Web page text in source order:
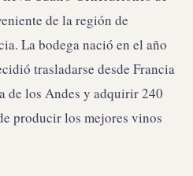
de la región de
La bodega nació en el año
trasladarse desde Francia
de los Andes y adquirir 240
producir los mejores vinos